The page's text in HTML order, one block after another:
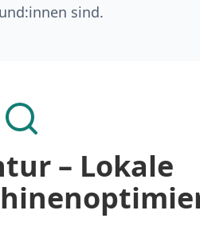
sind.
– Lokale